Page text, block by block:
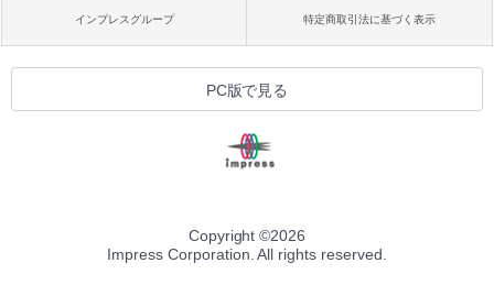
インプレスグループ 特定商取引法に基づく表示
PC版で見る
Copyright ©2026
Impress Corporation. All rights reserved.